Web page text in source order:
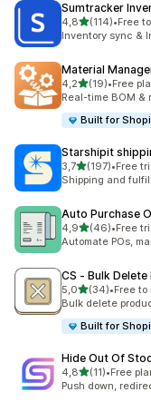
Sumtracker
4,8de 5 estrelas
(114)
114 total de
•Free
Inventory sync &
Material
4,2de 5 estrelas
(19)
19 total de
•Free
Real-time BOM &
Built for
Starshipit
3,7de 5 estrelas
(197)
197 total de
•Free
Shipping and
Auto Purchase
4,9de 5 estrelas
(46)
46 total de•Free
Automate POs,
CS ‑ Bulk
5,0de 5 estrelas
(34)
34 total de
•Free
Bulk delete
Built for
Hide Out Of
4,8de 5 estrelas
(11)
11 total de
•Free
Push down,